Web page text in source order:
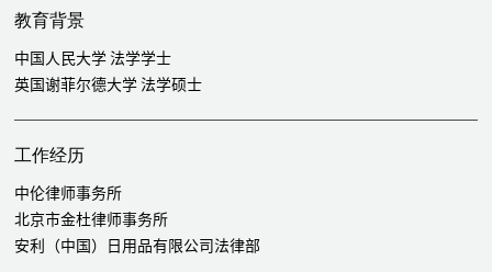
诉讼案件
代理东莞南玻与某德国Vendo Solar Gmbh& Co.KG间光伏买卖
合同纠纷涉外仲裁案件
行香港仲裁裁决案等
代理MIT汇聚国际解决与艾德瓦特技术股份有限公司间技术服务
合同纠纷案
代理JingZhu Garment Group Limited与广州创沣科技有限公
教育背景
中国人民大学 法学学士
英国谢菲尔德大学 法学硕士
工作经历
中伦律师事务所
北京市金杜律师事务所
安利（中国）日用品有限公司法律部